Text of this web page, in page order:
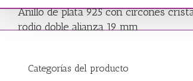
Anillo de plata 925 con circones
rodio doble alianza 19 mm
Categorías del producto